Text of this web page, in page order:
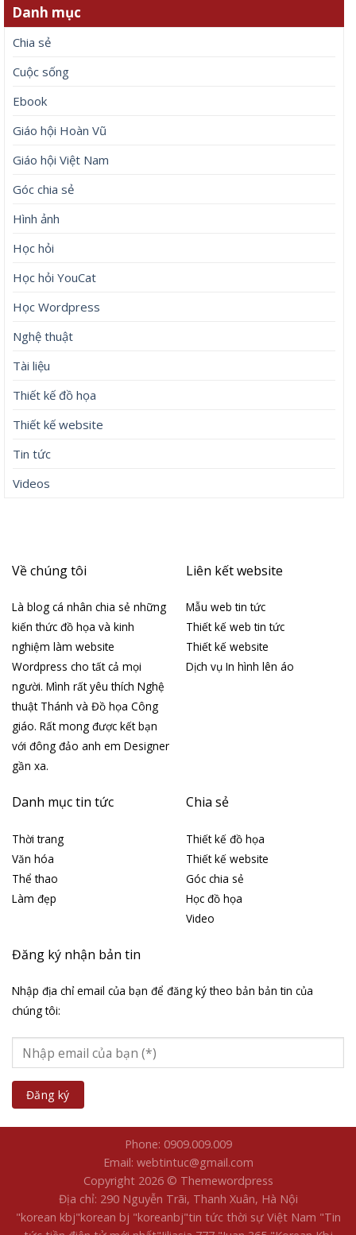
Danh mục
Chia sẻ
Cuộc sống
Ebook
Giáo hội Hoàn Vũ
Giáo hội Việt Nam
Góc chia sẻ
Hình ảnh
Học hỏi
Học hỏi YouCat
Học Wordpress
Nghệ thuật
Tài liệu
Thiết kế đồ họa
Thiết kế website
Tin tức
Videos
Về chúng tôi
Là blog cá nhân chia sẻ những
kiến thức đồ họa và kinh
nghiệm làm website
Wordpress cho tất cả mọi
người. Mình rất yêu thích Nghệ
thuật Thánh và Đồ họa Công
giáo. Rất mong được kết bạn
với đông đảo anh em Designer
gần xa.
Liên kết website
Mẫu web tin tức
Thiết kế web tin tức
Thiết kế website
Dịch vụ In hình lên áo
Danh mục tin tức
Thời trang
Văn hóa
Thể thao
Làm đẹp
Chia sẻ
Thiết kế đồ họa
Thiết kế website
Góc chia sẻ
Học đồ họa
Video
Đăng ký nhận bản tin
Nhập địa chỉ email của bạn để đăng ký theo bản bản tin của
chúng tôi:
Phone: 0909.009.009
Email: webtintuc@gmail.com
Copyright 2026 © Themewordpress
Địa chỉ: 290 Nguyễn Trãi, Thanh Xuân, Hà Nội
"korean kbj​"korean bj "koreanbj​"tin tức thời sự Việt Nam "Tin